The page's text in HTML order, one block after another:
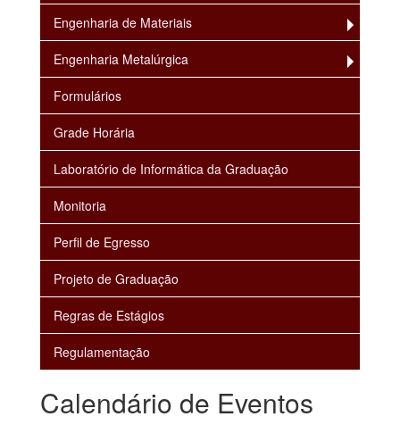
Engenharia de Materiais
Engenharia Metalúrgica
Formulários
Grade Horária
Laboratório de Informática da Graduação
Monitoria
Perfil de Egresso
Projeto de Graduação
Regras de Estágios
Regulamentação
Calendário de Eventos